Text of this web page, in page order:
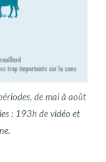
de mai à août
: 193h de vidéo et